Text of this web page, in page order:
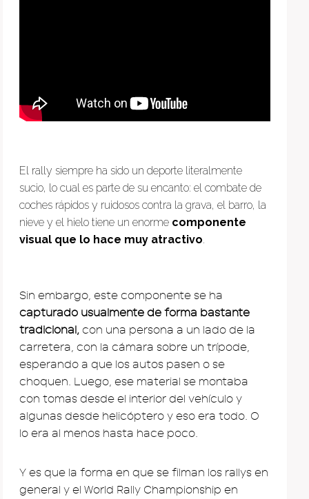
El rally siempre ha sido un deporte literalmente
sucio, lo cual es parte de su encanto: el combate de
coches rápidos y ruidosos contra la grava, el barro, la
nieve y el hielo tiene un enorme componente
visual que lo hace muy atractivo.
Sin embargo, este componente se ha
capturado usualmente de forma bastante
tradicional, con una persona a un lado de la
carretera, con la cámara sobre un trípode,
esperando a que los autos pasen o se
choquen. Luego, ese material se montaba
con tomas desde el interior del vehículo y
algunas desde helicóptero y eso era todo. O
lo era al menos hasta hace poco.
Y es que la forma en que se filman los rallys en
general y el World Rally Championship en